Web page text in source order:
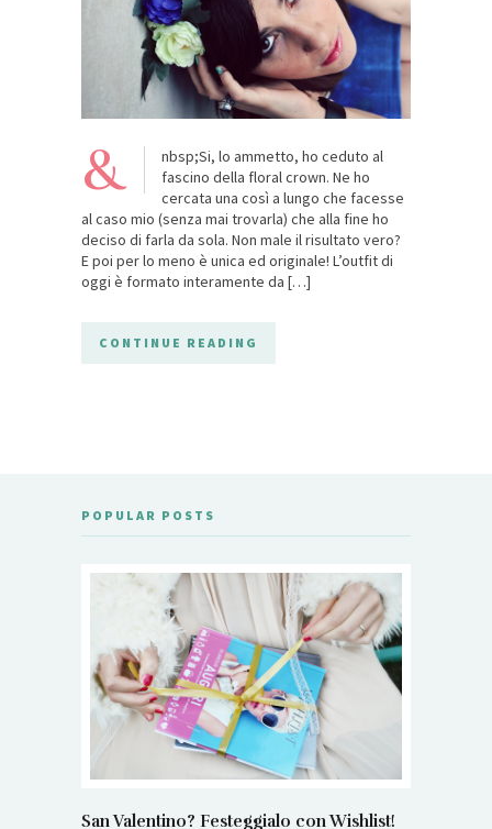
&
nbsp;Si, lo ammetto, ho ceduto al
fascino della floral crown. Ne ho
cercata una così a lungo che facesse
al caso mio (senza mai trovarla) che alla fine ho
deciso di farla da sola. Non male il risultato vero?
E poi per lo meno è unica ed originale! L’outfit di
oggi è formato interamente da […]
CONTINUE READING
POPULAR POSTS
San Valentino? Festeggialo con Wishlist!